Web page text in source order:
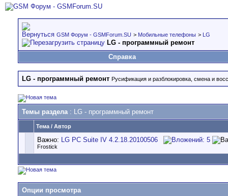
GSM Форум - GSMForum.SU > Мобильные телефоны > LG
LG - программный ремонт
Справка
LG - программный ремонт Русификация и разблокировка, смена и
Темы раздела: LG - программный ремонт
Тема / Автор
Важно: LG PC Suite IV 4.2.18.20100506
Frostick
Опции просмотра